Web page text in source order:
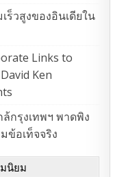
ร็วสูงของอินเดียใน
Links to
Ken
กรุงเทพฯ พาดพิง
ข้อเท็จจริง
นิยม